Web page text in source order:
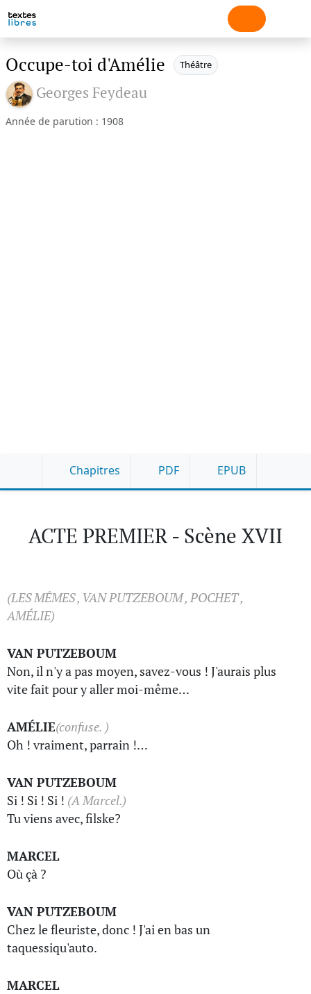
Occupe-toi d'Amélie Théâtre
Georges Feydeau
Année de parution : 1908
Chapitres PDF EPUB
ACTE PREMIER - Scène XVII
(LES MÊMES , VAN PUTZEBOUM , POCHET ,
AMÉLIE)
VAN PUTZEBOUM
Non, il n'y a pas moyen, savez-vous ! J'aurais plus
vite fait pour y aller moi-même…
AMÉLIE(confuse. )
Oh ! vraiment, parrain !…
VAN PUTZEBOUM
Si ! Si ! Si ! (A Marcel.)
Tu viens avec, filske?
MARCEL
Où çà ?
VAN PUTZEBOUM
Chez le fleuriste, donc ! J'ai en bas un
taquessiqu'auto.
MARCEL